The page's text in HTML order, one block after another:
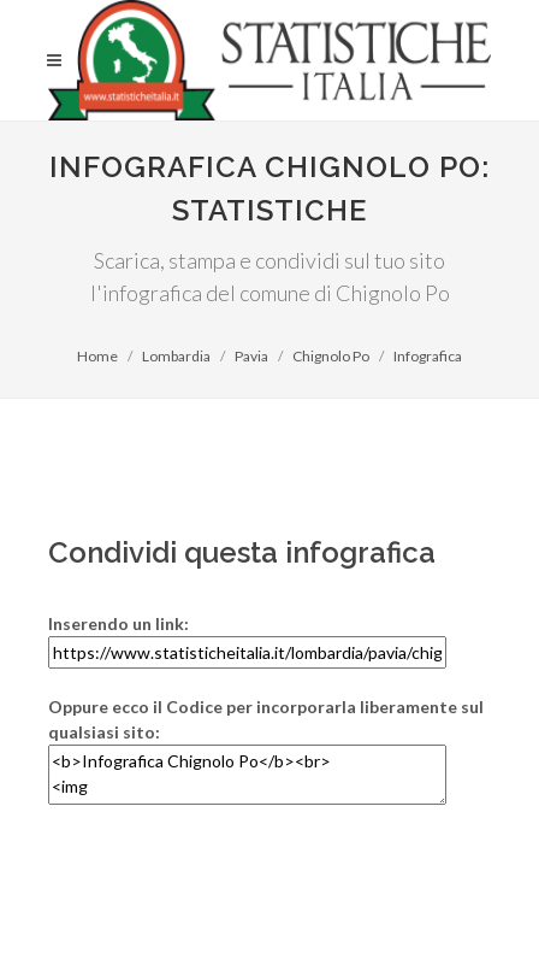
INFOGRAFICA CHIGNOLO PO:
STATISTICHE
Scarica, stampa e condividi sul tuo sito
l'infografica del comune di Chignolo Po
Home Lombardia Pavia Chignolo Po Infografica
Condividi questa infografica
Inserendo un link:
Oppure ecco il Codice per incorporarla liberamente sul
qualsiasi sito: